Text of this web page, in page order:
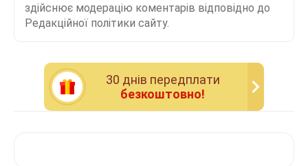
здійснює модерацію коментарів відповідно до
Редакційної політики сайту.
30 днiв передплати
безкоштовно!